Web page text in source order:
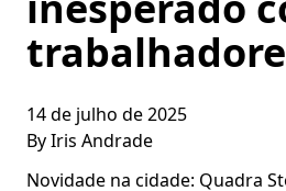
14 de julho de 2025
ByIris Andrade
Novidade na cidade: Quadra